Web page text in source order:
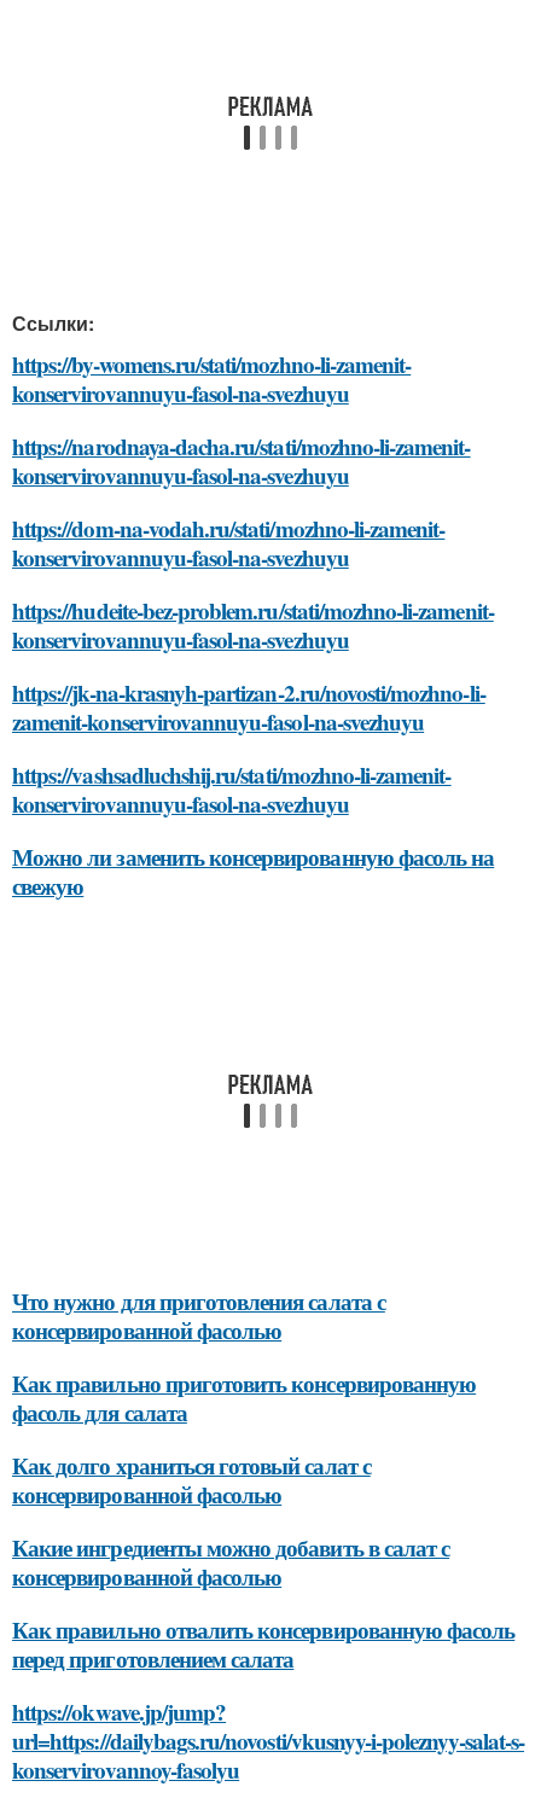
Ссылки:
https://by-womens.ru/stati/mozhno-li-zamenit-
konservirovannuyu-fasol-na-svezhuyu
https://narodnaya-dacha.ru/stati/mozhno-li-zamenit-
konservirovannuyu-fasol-na-svezhuyu
https://dom-na-vodah.ru/stati/mozhno-li-zamenit-
konservirovannuyu-fasol-na-svezhuyu
https://hudeite-bez-problem.ru/stati/mozhno-li-zamenit-
konservirovannuyu-fasol-na-svezhuyu
https://jk-na-krasnyh-partizan-2.ru/novosti/mozhno-li-
zamenit-konservirovannuyu-fasol-na-svezhuyu
https://vashsadluchshij.ru/stati/mozhno-li-zamenit-
konservirovannuyu-fasol-na-svezhuyu
Можно ли заменить консервированную фасоль на
свежую
Что нужно для приготовления салата с
консервированной фасолью
Как правильно приготовить консервированную
фасоль для салата
Как долго храниться готовый салат с
консервированной фасолью
Какие ингредиенты можно добавить в салат с
консервированной фасолью
Как правильно отвалить консервированную фасоль
перед приготовлением салата
https://okwave.jp/jump?
url=https://dailybags.ru/novosti/vkusnyy-i-poleznyy-salat-s-
konservirovannoy-fasolyu